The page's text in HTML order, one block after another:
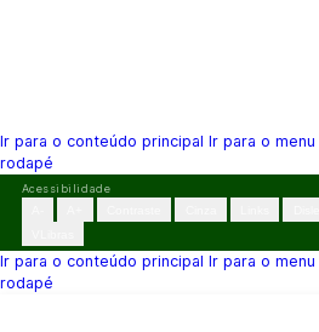
Ir para o conteúdo principal Ir para o menu
rodapé
Pular
conteúdo
Acessibilidade
Ir para o conteúdo principal Ir para o menu
rodapé